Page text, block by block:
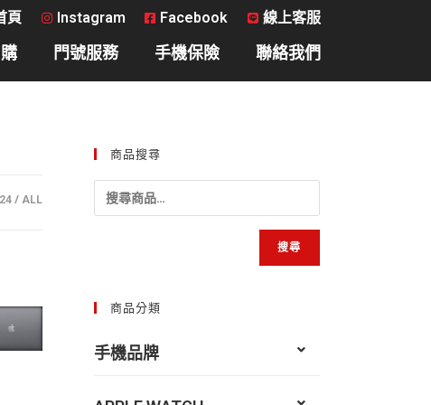
頁 Instagram Facebook 線上客服
門號服務 手機保險 聯絡我們
24 ALL
商品搜尋
搜尋
商品分類
手機品牌